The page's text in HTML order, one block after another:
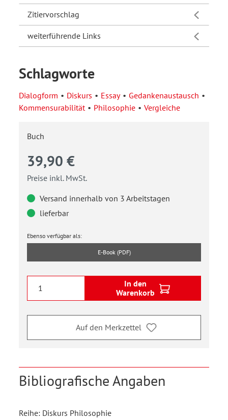
Zitiervorschlag
weiterführende Links
Schlagworte
Dialogform Diskurs Essay
Gedankenaustausch
Kommensurabilität
Philosophie Vergleiche
Buch
39,90 €
Preise inkl. MwSt.
Versand innerhalb von 3 Arbeitstagen
lieferbar
Ebenso verfügbar als:
E-Book (PDF)
In den
Warenkorb
Auf den Merkzettel
Bibliografische Angaben
Reihe: Diskurs Philosophie